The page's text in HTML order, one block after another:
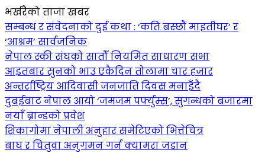
भर्खरैको ताजा खबर
सम्बन्ध र संवेदनाको दुई कथा : ‘कति बस्छौं माइतीघर’ र
‘आश्रम’ सार्वजनिक
नेपाल स्की संघको सातौँ नियमित साधारण सभा
आइतबार सुनको भाउ एकैदिन तोलामा चार हजार
अन्तर्राष्ट्रिय आदिवासी जनजाति दिवस मनाइँदै
दुबईबाट नेपाल आयो ‘जमजम पर्फ्युम्स’, सुगन्धको बजारमा
नयाँ ब्रान्डको प्रवेश
शिकागोमा नेपाली अनुहार समेटिएको भित्तेचित्र
बाघ र चितुवा अनुगमन गर्न क्यामरा जडान